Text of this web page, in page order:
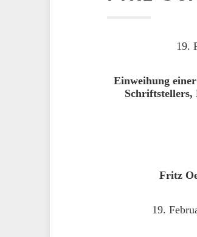
19.
Einweihung
Schriftstellers,
Fritz
19.